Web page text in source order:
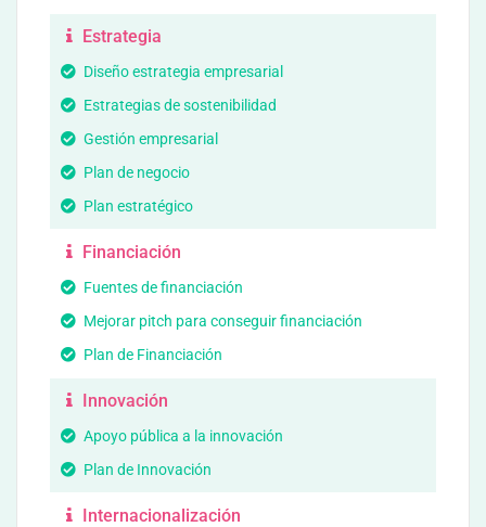
Estrategia
Diseño estrategia empresarial
Estrategias de sostenibilidad
Gestión empresarial
Plan de negocio
Plan estratégico
Financiación
Fuentes de financiación
Mejorar pitch para conseguir financiación
Plan de Financiación
Innovación
Apoyo pública a la innovación
Plan de Innovación
Internacionalización